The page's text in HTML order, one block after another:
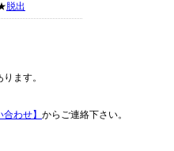
脱出
ます。
合わせ】 からご連絡下さい。